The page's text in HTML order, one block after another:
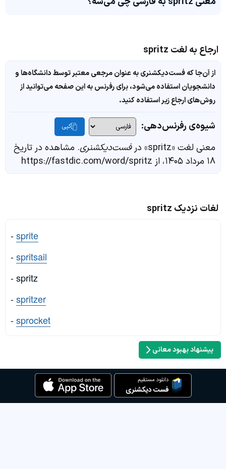
ارجاع به لغت spritz
از آن‌جا که فست‌دیکشنری به عنوان مرجعی معتبر توسط دانشگاه‌ها و
دانشجویان استفاده می‌شود، برای رفرنس به این صفحه می‌توانید از
روش‌های ارجاع زیر استفاده کنید.
شیوه‌ی رفرنس‌دهی: کپی
معنی لغت «spritz» در فست‌دیکشنری. مشاهده در تاریخ
۱۸ مرداد ۱۴۰۵، از https://fastdic.com/word/spritz
لغات نزدیک spritz
-sprite
-spritsail
- spritz
-spritzer
-sprocket
پیشنهاد بهبود معانی